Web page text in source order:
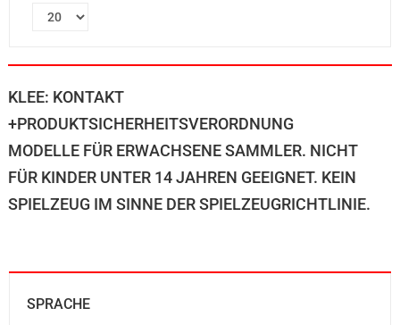
KLEE: KONTAKT
+PRODUKTSICHERHEITSVERORDNUNG
MODELLE FÜR ERWACHSENE SAMMLER. NICHT
FÜR KINDER UNTER 14 JAHREN GEEIGNET. KEIN
SPIELZEUG IM SINNE DER SPIELZEUGRICHTLINIE.
SPRACHE